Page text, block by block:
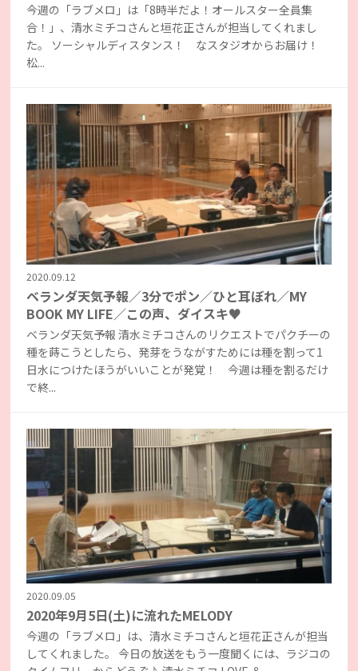
今週の「ラブメロ」は「8時半だよ！オールスター全員集
合！」、清水ミチコさんと垣花正さんが担当してくれまし
た。 ソーシャルディスタンス！ なスタジオからお届け！
松...
2020.09.12
ベランダ天気予報／3分でポン／ひと耳ぼれ／MY
BOOK MY LIFE／この声、ダイスキ♥
ベランダ天気予報 清水ミチコさんのリクエストでパクチーの
種を蒔こうとしたら、発芽をうながすためには種を割って1
日水につけたほうがいいことが発覚！ 今週は種を割るだけ
で終...
2020.09.05
2020年9月5日(土)に流れたMELODY
今週の「ラブメロ」は、清水ミチコさんと垣花正さんが担当
してくれました。 今日の放送をもう一度聞くには、ラジコの